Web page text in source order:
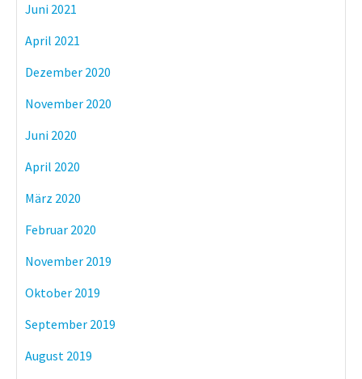
Juni 2021
April 2021
Dezember 2020
November 2020
Juni 2020
April 2020
März 2020
Februar 2020
November 2019
Oktober 2019
September 2019
August 2019